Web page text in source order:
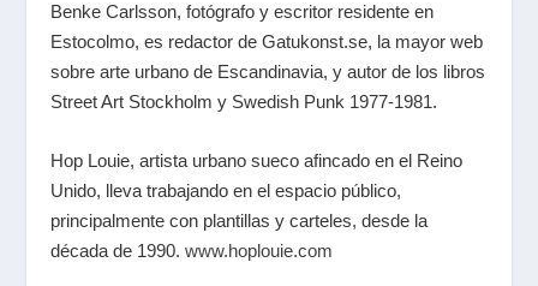
Benke Carlsson, fotógrafo y escritor residente en
Estocolmo, es redactor de Gatukonst.se, la mayor web
sobre arte urbano de Escandinavia, y autor de los libros
Street Art Stockholm y Swedish Punk 1977-1981.
Hop Louie, artista urbano sueco afincado en el Reino
Unido, lleva trabajando en el espacio público,
principalmente con plantillas y carteles, desde la
década de 1990.www.hoplouie.com